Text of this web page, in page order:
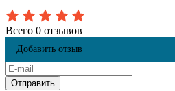
Всего 0 отзывов
Добавить отзыв